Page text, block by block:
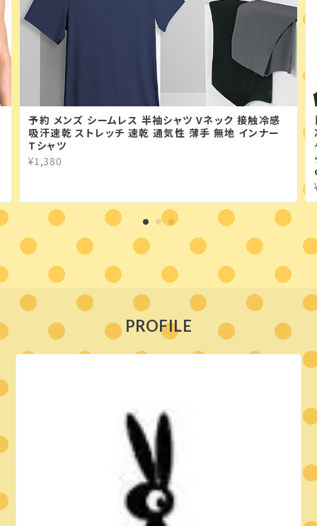
予約 メンズ シームレス 半袖シャツ Vネック 接触冷感
吸汗速乾 ストレッチ 速乾 通気性 薄手 無地 インナー
Tシャツ
¥1,380
PROFILE